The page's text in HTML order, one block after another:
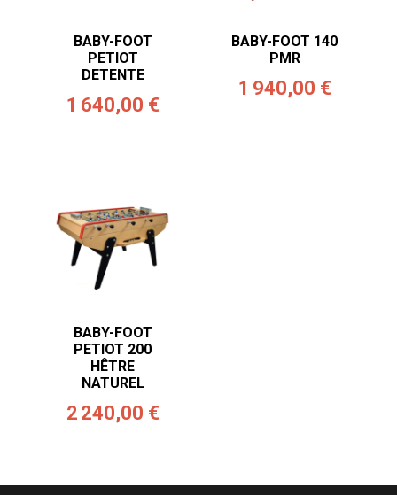
BABY-FOOT
PETIOT
DETENTE
1 640,00 €
BABY-FOOT 140
PMR
1 940,00 €
BABY-FOOT
PETIOT 200
HÊTRE
NATUREL
2 240,00 €